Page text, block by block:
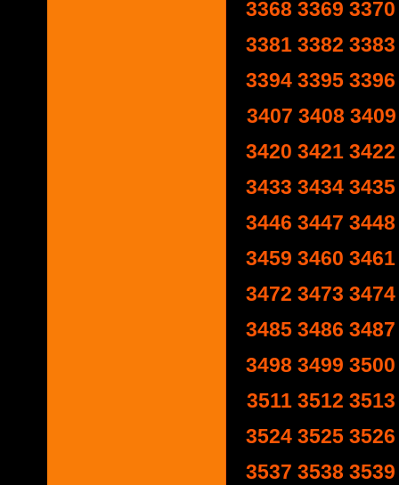
3368 3369 3370
3381 3382 3383
3394 3395 3396
3407 3408 3409
3420 3421 3422
3433 3434 3435
3446 3447 3448
3459 3460 3461
3472 3473 3474
3485 3486 3487
3498 3499 3500
3511 3512 3513
3524 3525 3526
3537 3538 3539